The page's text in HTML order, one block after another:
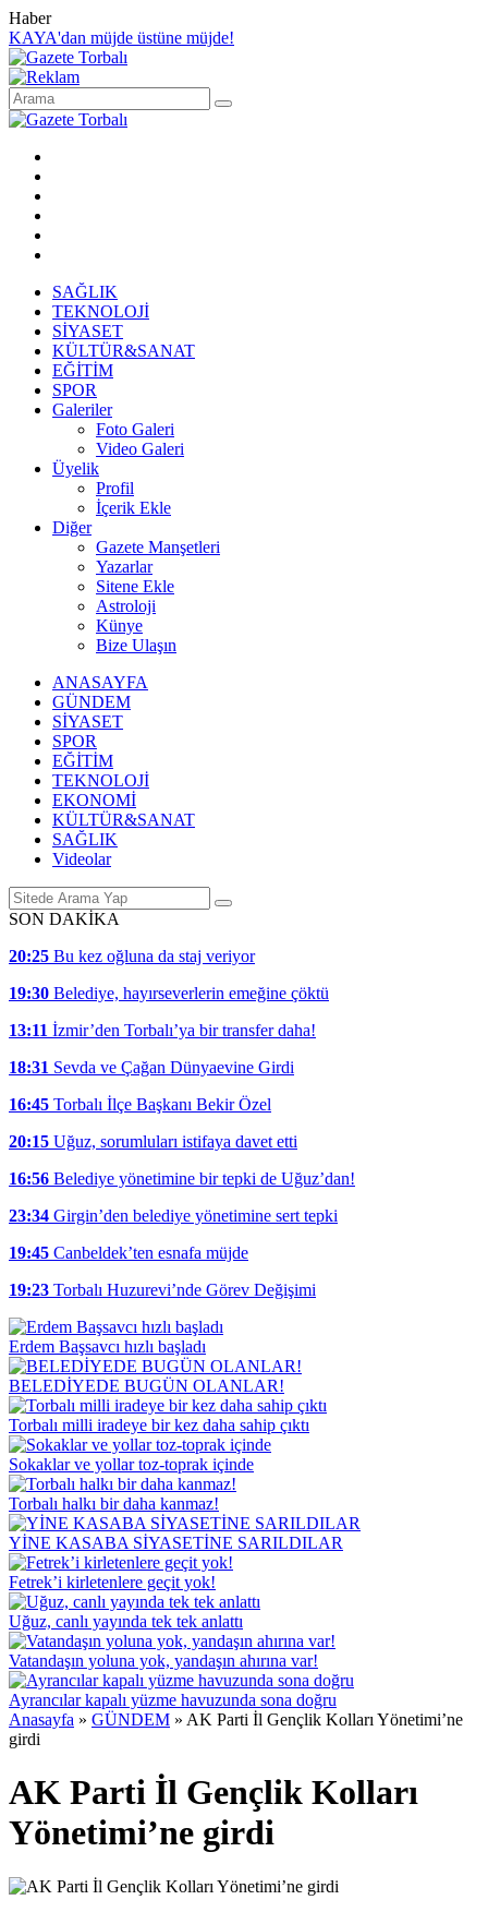
Haber
KAYA'dan müjde üstüne müjde!
SAĞLIK
TEKNOLOJİ
SİYASET
KÜLTÜR&SANAT
EĞİTİM
SPOR
Galeriler
Foto Galeri
Video Galeri
Üyelik
Profil
İçerik Ekle
Diğer
Gazete Manşetleri
Yazarlar
Sitene Ekle
Astroloji
Künye
Bize Ulaşın
ANASAYFA
GÜNDEM
SİYASET
SPOR
EĞİTİM
TEKNOLOJİ
EKONOMİ
KÜLTÜR&SANAT
SAĞLIK
Videolar
SON DAKİKA
20:25 Bu kez oğluna da staj veriyor
19:30 Belediye, hayırseverlerin emeğine çöktü
13:11 İzmir’den Torbalı’ya bir transfer daha!
18:31 Sevda ve Çağan Dünyaevine Girdi
16:45 Torbalı İlçe Başkanı Bekir Özel
20:15 Uğuz, sorumluları istifaya davet etti
16:56 Belediye yönetimine bir tepki de Uğuz’dan!
23:34 Girgin’den belediye yönetimine sert tepki
19:45 Canbeldek’ten esnafa müjde
19:23 Torbalı Huzurevi’nde Görev Değişimi
Erdem Başsavcı hızlı başladı
BELEDİYEDE BUGÜN OLANLAR!
Torbalı milli iradeye bir kez daha sahip çıktı
Sokaklar ve yollar toz-toprak içinde
Torbalı halkı bir daha kanmaz!
YİNE KASABA SİYASETİNE SARILDILAR
Fetrek’i kirletenlere geçit yok!
Uğuz, canlı yayında tek tek anlattı
Vatandaşın yoluna yok, yandaşın ahırına var!
Ayrancılar kapalı yüzme havuzunda sona doğru
Anasayfa » GÜNDEM » AK Parti İl Gençlik Kolları Yönetimi’ne
girdi
AK Parti İl Gençlik Kolları
Yönetimi’ne girdi